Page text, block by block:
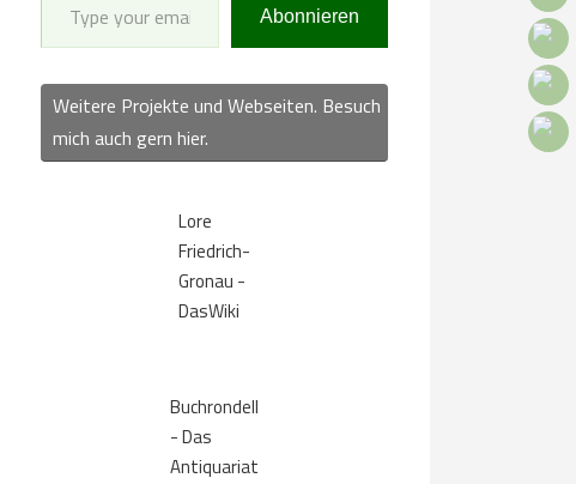
Abonnieren
Weitere Projekte und Webseiten. Besuch
mich auch gern hier.
Lore
Friedrich-
Gronau -
DasWiki
Buchrondell
- Das
Antiquariat